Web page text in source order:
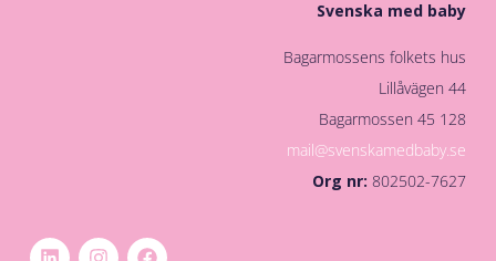
Svenska med baby
Bagarmossens folkets hus
Lillåvägen 44
128 45 Bagarmossen
mail@svenskamedbaby.se
Org nr:802502-7627